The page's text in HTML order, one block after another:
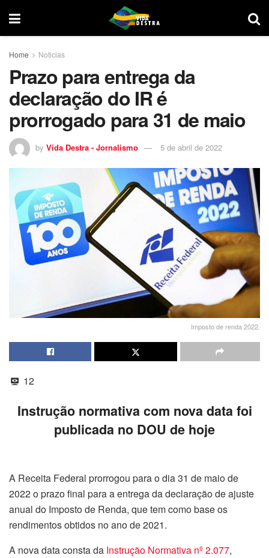
Home Noticias
Prazo para entrega da
declaração do IR é
prorrogado para 31 de maio
by Vida Destra - Jornalismo 5 de abril de 2022
Imposto de renda 2022.
12
Instrução normativa com nova data foi
publicada no DOU de hoje
A Receita Federal prorrogou para o dia 31 de maio de
2022 o prazo final para a entrega da declaração de ajuste
anual do Imposto de Renda, que tem como base os
rendimentos obtidos no ano de 2021.
A nova data consta da Instrução Normativa nº 2.077,